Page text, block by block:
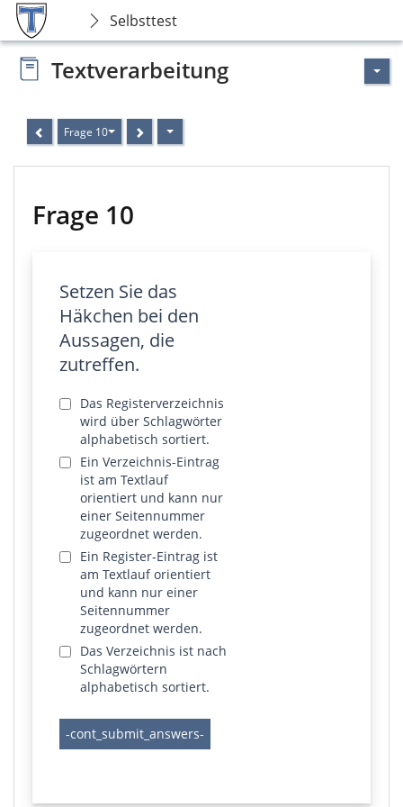
Selbsttest
Textverarbeitung
Frage 10
Frage 10
Setzen Sie das
Häkchen bei den
Aussagen, die
zutreffen.
Das Registerverzeichnis
wird über Schlagwörter
alphabetisch sortiert.
Ein Verzeichnis-Eintrag
ist am Textlauf
orientiert und kann nur
einer Seitennummer
zugeordnet werden.
Ein Register-Eintrag ist
am Textlauf orientiert
und kann nur einer
Seitennummer
zugeordnet werden.
Das Verzeichnis ist nach
Schlagwörtern
alphabetisch sortiert.